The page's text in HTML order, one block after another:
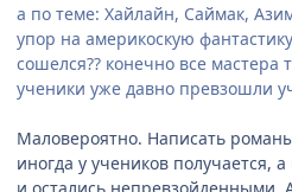
а по теме: Хайлайн, Саймак,
упор на америкоскую
сошелся?? конечно все мастера
ученики уже давно превзошли
Маловероятно. Написать
иногда у учеников получается,
и остались непревзойденными.